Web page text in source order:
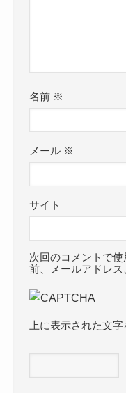
名前 ※
メール ※
サイト
次回のコメントで
前、メールアドレス
上に表示された文